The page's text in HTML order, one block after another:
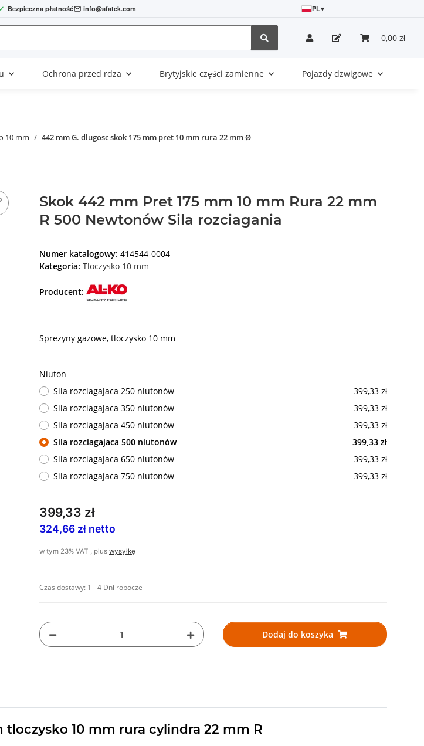
✓ Bezpieczna płatność info@afatek.com PL▾
0,00 zł
Ochrona przed rdza Brytyjskie części zamienne Pojazdy dzwigowe
10 mm 442 mm G. dlugosc skok 175 mm pret 10 mm rura 22 mm Ø
Skok 442 mm Pret 175 mm 10 mm Rura 22 mm
R 500 Newtonów Sila rozciagania
Numer katalogowy: 414544-0004
Kategoria: Tloczysko 10 mm
Producent:
Sprezyny gazowe, tloczysko 10 mm
Niuton
Sila rozciagajaca 250 niutonów
399,33 zł
Sila rozciagajaca 350 niutonów
399,33 zł
Sila rozciagajaca 450 niutonów
399,33 zł
Sila rozciagajaca 500 niutonów
399,33 zł
Sila rozciagajaca 650 niutonów
399,33 zł
Sila rozciagajaca 750 niutonów
399,33 zł
399,33 zł
324,66 zł netto
w tym 23% VAT , plus wysyłkę
Czas dostawy: 1 - 4 Dni robocze
Dodaj do koszyka
10 mm rura cylindra 22 mm R